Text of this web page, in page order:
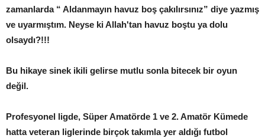
zamanlarda “ Aldanmayın havuz boş çakılırsınız” diye yazmış
ve uyarmıştım. Neyse ki Allah'tan havuz boştu ya dolu
olsaydı?!!!
Bu hikaye sinek ikili gelirse mutlu sonla bitecek bir oyun
değil.
Profesyonel ligde, Süper Amatörde 1 ve 2. Amatör Kümede
hatta veteran liglerinde birçok takımla yer aldığı futbol